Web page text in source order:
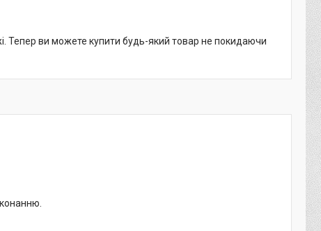
Тепер ви можете купити будь-який товар не покидаючи